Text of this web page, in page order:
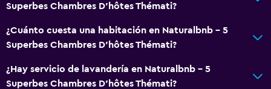
Superbes Chambres D'hôtes Thémati?
¿Cuánto cuesta una habitación en Naturalbnb - 5
Superbes Chambres D'hôtes Thémati?
¿Hay servicio de lavandería en Naturalbnb - 5
Superbes Chambres D'hôtes Thémati?